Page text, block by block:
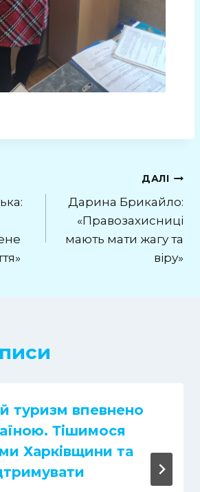
ДАЛІ
Дарина Брикайло:
«Правозахисниці
мають мати жагу та
віру»
туризм впевнено
Тішимося
Харківщини та